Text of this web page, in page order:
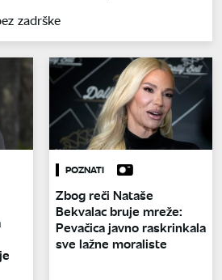
zadrške
POZNATI
Zbog reči Nataše
Bekvalac bruje mreže:
Pevačica javno raskrinkala
sve lažne moraliste